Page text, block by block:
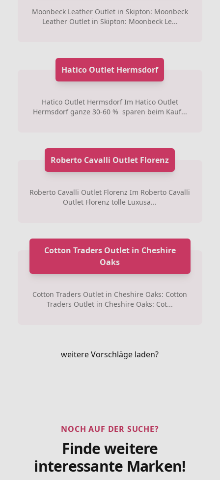
Moonbeck Leather Outlet in Skipton: Moonbeck
Leather Outlet in Skipton: Moonbeck Le...
Hatico Outlet Hermsdorf
Hatico Outlet Hermsdorf Im Hatico Outlet
Hermsdorf ganze 30-60 % sparen beim Kauf...
Roberto Cavalli Outlet Florenz
Roberto Cavalli Outlet Florenz Im Roberto Cavalli
Outlet Florenz tolle Luxusa...
Cotton Traders Outlet in Cheshire
Oaks
Cotton Traders Outlet in Cheshire Oaks: Cotton
Traders Outlet in Cheshire Oaks: Cot...
weitere Vorschläge laden?
NOCH AUF DER SUCHE?
Finde weitere
interessante Marken!